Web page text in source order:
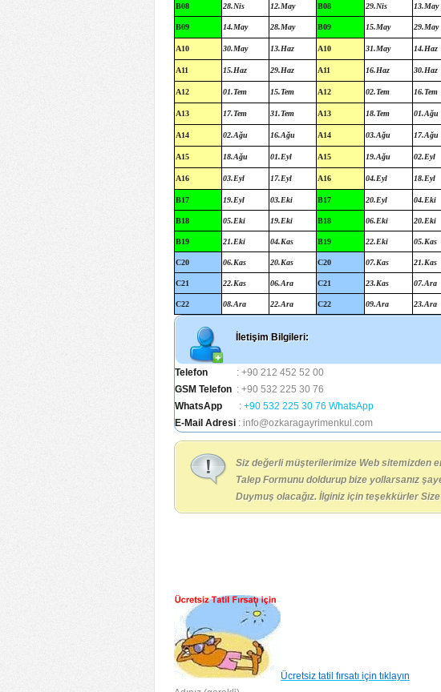
B08 28.Nis 12.May B08 29.Nis 13.May
B09 14.May 28.May B09 15.May 29.May
A10 30.May 13.Haz A10 31.May 14.Haz
A11 15.Haz 29.Haz A11 16.Haz 30.Haz
A12 01.Tem 15.Tem A12 02.Tem 16.Tem
A13 17.Tem 31.Tem A13 18.Tem 01.Ağu
A14 02.Ağu 16.Ağu A14 03.Ağu 17.Ağu
A15 18.Ağu 01.Eyl A15 19.Ağu 02.Eyl
A16 03.Eyl 17.Eyl A16 04.Eyl 18.Eyl
B17 19.Eyl 03.Eki B17 20.Eyl 04.Eki
B18 05.Eki 19.Eki B18 06.Eki 20.Eki
B19 21.Eki 04.Kas B19 22.Eki 05.Kas
C20 06.Kas 20.Kas C20 07.Kas 21.Kas
C21 22.Kas 06.Ara C21 23.Kas 07.Ara
C22 08.Ara 22.Ara C22 09.Ara 23.Ara
İletişim Bilgileri:
Telefon
: +90 212 452 52 00
GSM Telefon : +90 532 225 30 76
WhatsApp : +90 532 225 30 76 WhatsApp
E-Mail Adresi : info@ozkaragayrimenkul.com
Siz değerli müşterilerimize Web sitemizden
Talep Formunu doldurup bize yollarsanız
Duymuş olacağız. İlginiz için teşekkürler
Ücretsiz tatil fırsatı için tıklayın